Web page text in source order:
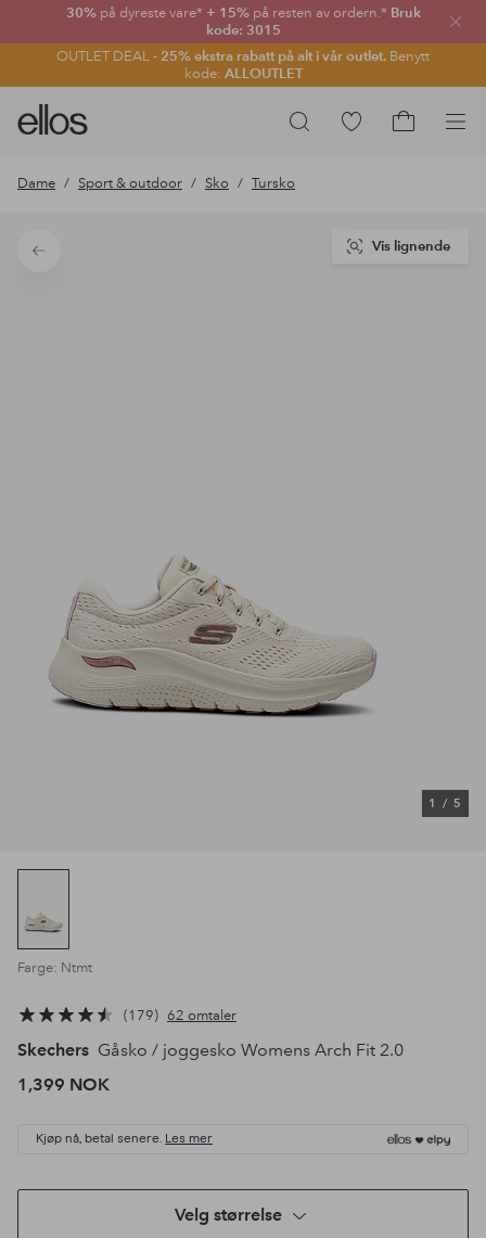
30% på dyreste vare* + 15%på resten av ordern.* Bruk
kode: 3015
OUTLET DEAL - 25% ekstra rabatt på alt i vår outlet. Benytt
kode: ALLOUTLET
Lukk
Søk
Ellos
logo
gå
forsiden
Gå
Dame Sport & outdoor Sko Tursko
Tilbake
1 / 5
Vis lignende
Farge: Ntmt
179 62 omtaler
Skechers Gåsko / joggesko Womens Arch Fit 2.0
1,399 NOK
Kjøp nå, betal senere. Les mer
Velg størrelse